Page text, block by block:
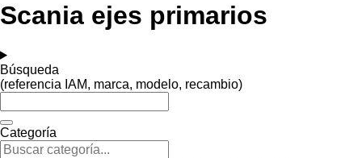
Scania ejes primarios
Búsqueda
(referencia IAM, marca, modelo, recambio)
Categoría